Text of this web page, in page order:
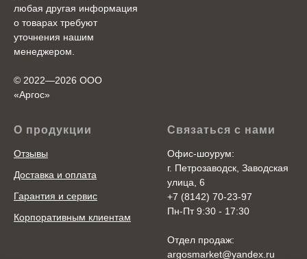
любая другая информация
о товарах требуют
уточнения нашим
менеджером.
© 2022—2026 ООО
«Аргоc»
О продукции
Отзывы
Доставка и оплата
Гарантия и сервис
Корпоративным клиентам
Связаться с нами
Офис-шоурум:
г. Петрозаводск, Заводская
улица, 6
+7 (8142) 70-23-97
Пн-Пт 9:30 - 17:30
Отдел продаж:
argosmarket@yandex.ru